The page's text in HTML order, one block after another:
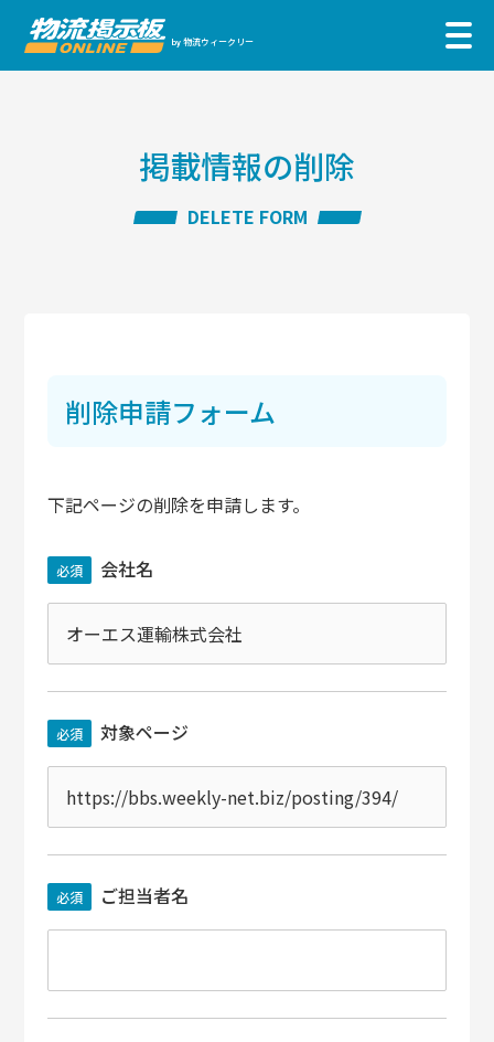
by 物流ウィークリー
掲載情報の削除
DELETE FORM
削除申請フォーム
下記ページの削除を申請します。
必須 会社名
必須 対象ページ
必須 ご担当者名